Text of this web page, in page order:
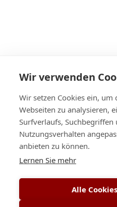
Wir verwenden
Wir setzen Cookies ein,
Webseiten zu analysieren,
Surfverlaufs,
Nutzungsverhalten
anbieten zu können.
Lernen Sie mehr
Alle
montags bis freitags von